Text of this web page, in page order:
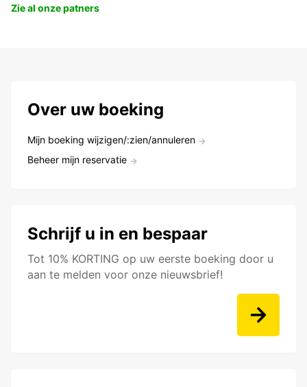
Zie al onze patners
Over uw boeking
Mijn boeking wijzigen/:zien/annuleren
Beheer mijn reservatie
Schrijf u in en bespaar
Tot 10% KORTING op uw eerste boeking door u
aan te melden voor onze nieuwsbrief!